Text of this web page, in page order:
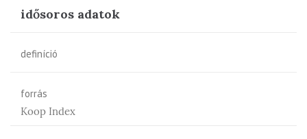
idősoros adatok
definíció
forrás
Koop Index